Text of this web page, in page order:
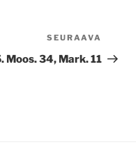
SEURAAVA
Moos. 34, Mark. 11